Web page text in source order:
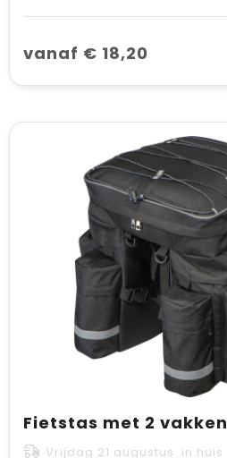
vanaf € 18,20
Fietstas met 2 vakken
Vrijdag 21 augustus in huis